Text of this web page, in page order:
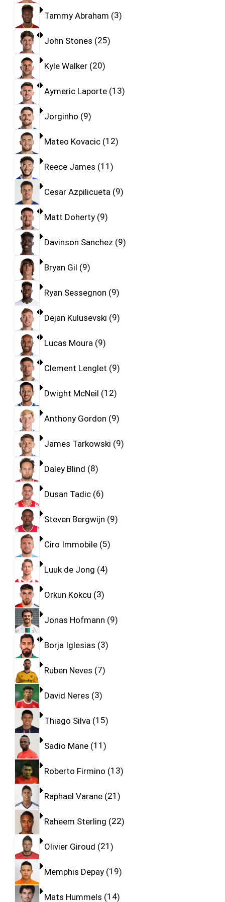
Tammy Abraham 3
John Stones 25
Kyle Walker 20
Aymeric Laporte 13
Jorginho 9
Mateo Kovacic 12
Reece James 11
Cesar Azpilicueta 9
Matt Doherty 9
Davinson Sanchez 9
Bryan Gil 9
Ryan Sessegnon 9
Dejan Kulusevski 9
Lucas Moura 9
Clement Lenglet 9
Dwight McNeil 12
Anthony Gordon 9
James Tarkowski 9
Daley Blind 8
Dusan Tadic 6
Steven Bergwijn 9
Ciro Immobile 5
Luuk de Jong 4
Orkun Kokcu 3
Jonas Hofmann 9
Borja Iglesias 3
Ruben Neves 7
David Neres 3
Thiago Silva 15
Sadio Mane 11
Roberto Firmino 13
Raphael Varane 21
Raheem Sterling 22
Olivier Giroud 21
Memphis Depay 19
Mats Hummels 14